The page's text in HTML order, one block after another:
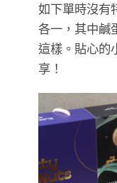
如下單時沒有
各一，其中鹹
這樣。貼心的
享！